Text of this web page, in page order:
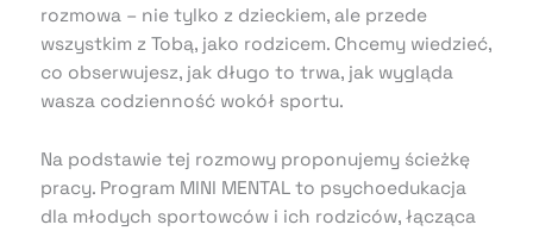
rozmowa – nie tylko z dzieckiem, ale przede
wszystkim z Tobą, jako rodzicem. Chcemy wiedzieć,
co obserwujesz, jak długo to trwa, jak wygląda
wasza codzienność wokół sportu.
Na podstawie tej rozmowy proponujemy ścieżkę
pracy. Program MINI MENTAL to psychoedukacja
dla młodych sportowców i ich rodziców, łącząca